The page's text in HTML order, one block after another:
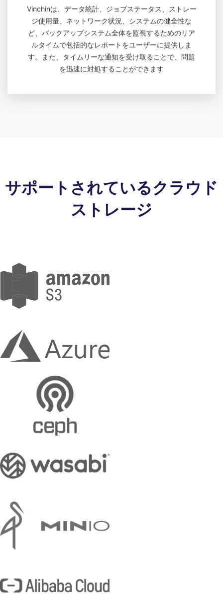
Vinchinは、データ統計、ジョブステータス、ストレー
ジ使用量、ネットワーク状況、システムの健全性な
ど、バックアップシステム全体を監視するためのリア
ルタイムで包括的なレポートをユーザーに提供しま
す。また、タイムリーな通知を受け取ることで、問題
を迅速に対処することができます
サポートされているクラウド
ストレージ